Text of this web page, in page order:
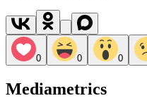
0 0 0
Mediametrics